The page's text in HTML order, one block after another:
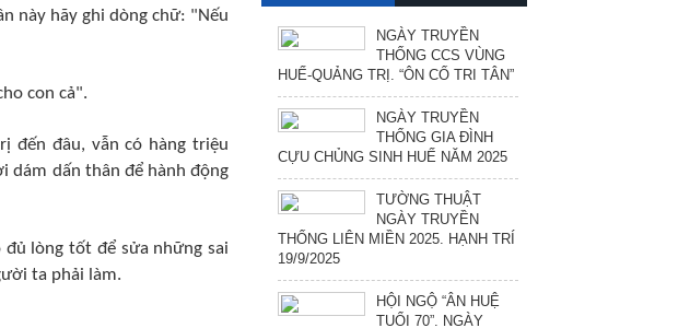
này hãy ghi dòng chữ: "Nếu
con cả".
đến đâu, vẫn có hàng triệu
dám dấn thân để hành động
lòng tốt để sửa những sai
ta phải làm.
NGÀY TRUYỀN
THỐNG CCS VÙNG
HUẾ-QUẢNG TRỊ. “ÔN CỐ TRI TÂN”
NGÀY TRUYỀN
THỐNG GIA ĐÌNH
CỰU CHỦNG SINH HUẾ NĂM 2025
TƯỜNG THUẬT
NGÀY TRUYỀN
THỐNG LIÊN MIỀN 2025. HẠNH TRÍ
19/9/2025
HỘI NGỘ “ÂN HUỆ
TUỔI 70”. NGÀY